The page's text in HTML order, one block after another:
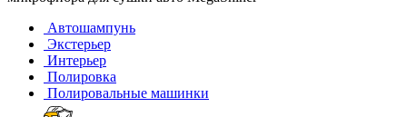
Автошампунь
Экстерьер
Интерьер
Полировка
Полировальные машинки